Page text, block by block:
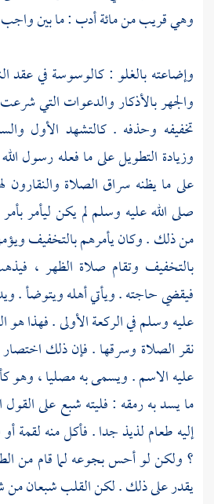
وهي قريب من مائة أدب : ما بين
وإضاعته بالغلو : كالوسوسة في عقد
والجهر بالأذكار والدعوات التي
تخفيفه وحذفه . كالتشهد الأول
وزيادة التطويل على ما فعله رسول
على ما يظنه سراق الصلاة والنقارون
صلى الله عليه وسلم لم يكن ليأمر
من ذلك . وكان يأمرهم بالتخفيف
بالتخفيف وتقام صلاة الظهر ،
فيقضي حاجته . ويأتي أهله ويتوضأ .
عليه وسلم في الركعة الأولى . فهذا
نقر الصلاة وسرقها . فإن ذلك
عليه الاسم . ويسمى به مصليا ، وهو
ما يسد به رمقه : فليته شبع على
إليه طعام لذيذ جدا . فأكل منه لقمة أو
؟ ولكن لو أحس بجوعه لما قام من
يقدر على ذلك . لكن القلب شبعان